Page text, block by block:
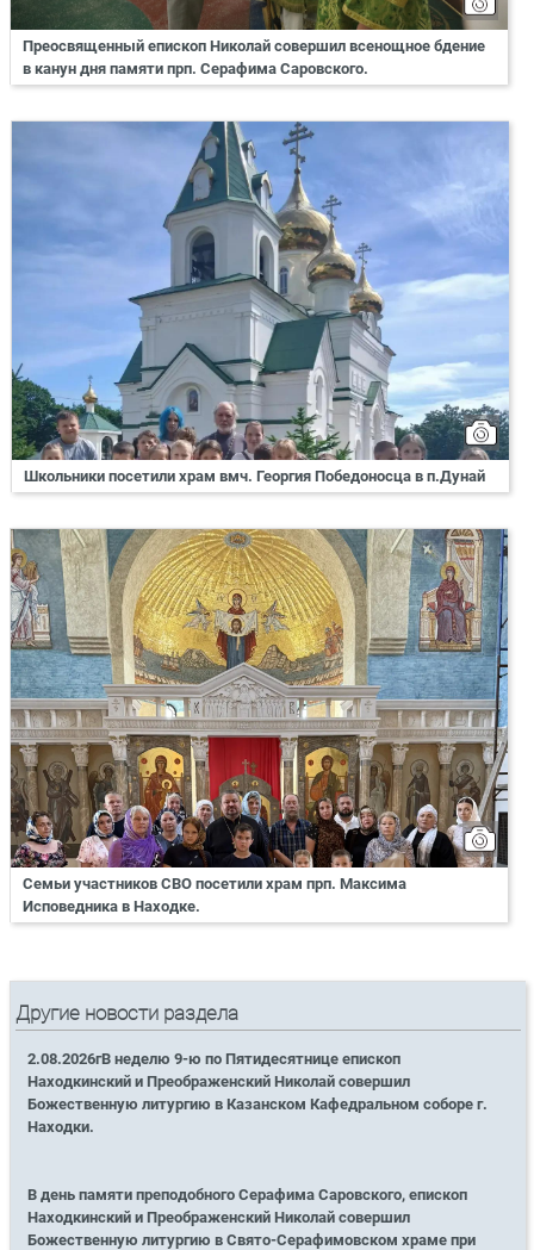
Преосвященный епископ Николай совершил всенощное бдение
в канун дня памяти прп. Серафима Саровского.
Школьники посетили храм вмч. Георгия Победоносца в п.Дунай
Семьи участников СВО посетили храм прп. Максима
Исповедника в Находке.
Другие новости раздела
2.08.2026гВ неделю 9-ю по Пятидесятнице епископ
Находкинский и Преображенский Николай совершил
Божественную литургию в Казанском Кафедральном соборе г.
Находки.
В день памяти преподобного Серафима Саровского, епископ
Находкинский и Преображенский Николай совершил
Божественную литургию в Свято-Серафимовском храме при